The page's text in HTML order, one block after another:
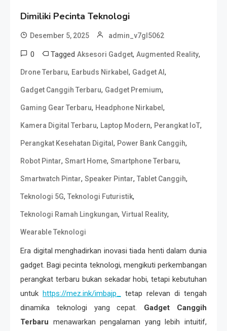
Dimiliki Pecinta Teknologi
Desember 5, 2025 admin_v7gl5062
0 Tagged Aksesori Gadget, Augmented Reality,
Drone Terbaru, Earbuds Nirkabel, Gadget AI,
Gadget Canggih Terbaru, Gadget Premium,
Gaming Gear Terbaru, Headphone Nirkabel,
Kamera Digital Terbaru, Laptop Modern, Perangkat IoT,
Perangkat Kesehatan Digital, Power Bank Canggih,
Robot Pintar, Smart Home, Smartphone Terbaru,
Smartwatch Pintar, Speaker Pintar, Tablet Canggih,
Teknologi 5G, Teknologi Futuristik,
Teknologi Ramah Lingkungan, Virtual Reality,
Wearable Teknologi
Era digital menghadirkan inovasi tiada henti dalam dunia
gadget. Bagi pecinta teknologi, mengikuti perkembangan
perangkat terbaru bukan sekadar hobi, tetapi kebutuhan
untuk https://mez.ink/imbajp_
tetap relevan di tengah
dinamika teknologi yang cepat. Gadget Canggih
Terbaru menawarkan pengalaman yang lebih intuitif,